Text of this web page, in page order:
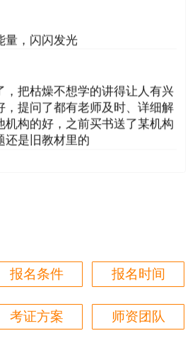
内容包括：
事项；
条件；
实、客观；
组织机构的核查，愿意承
诺后，可在未缴费且报名截
工核查，提交相关证明材料。
，本年度该项考试中不再适用
把枯燥不想学的讲得让人有兴
提问了都有老师及时、详细解
构的好，之前买书送了某机构
还是旧教材里的
细致，每个章节都讲到位了。特
节，深入浅出，强化训练，效果
报名条件 报名时间
考证方案 师资团队